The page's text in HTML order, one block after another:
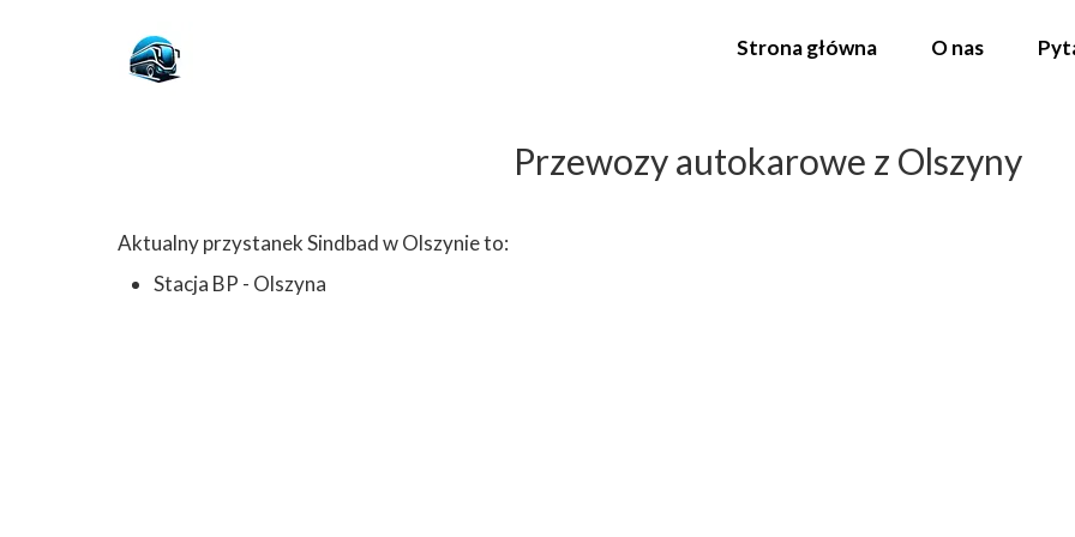
Aktualny przystanek Sindbad w Olszynie to:
Stacja BP - Olszyna
Przewozy autokarowe z Olszyny
Strona główna O nas